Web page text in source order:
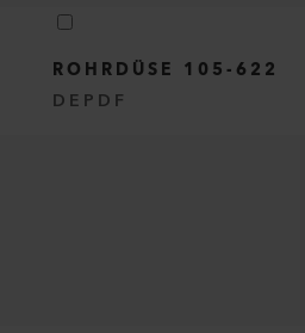
ROHRDÜSE 105-622
DE PDF